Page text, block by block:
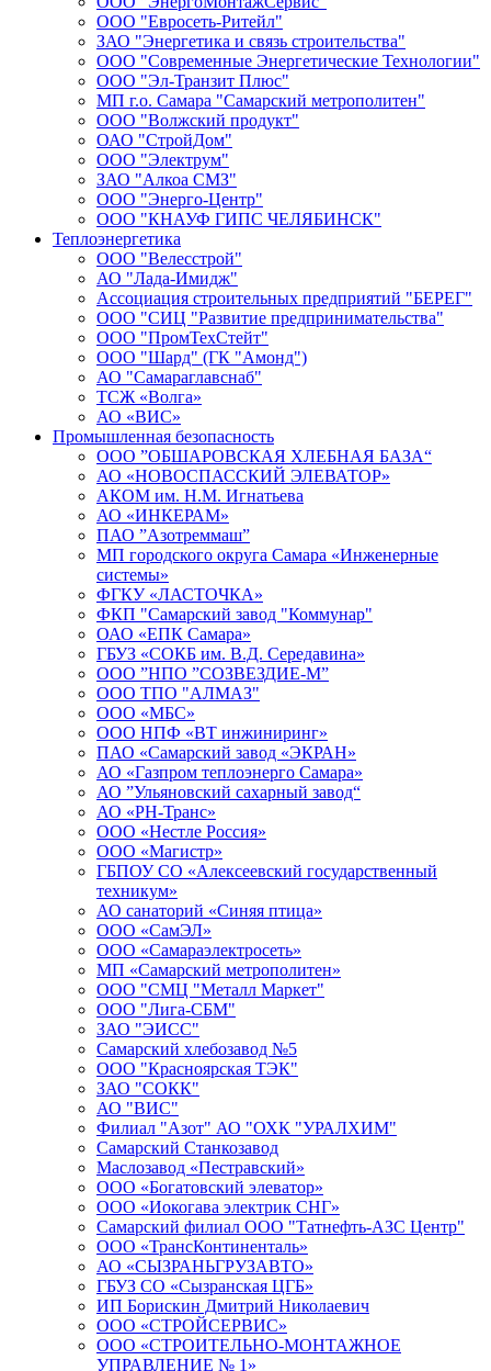
ООО "Евросеть-Ритейл"
ЗАО "Энергетика и связь строительства"
ООО "Современные Энергетические Технологии"
ООО "Эл-Транзит Плюс"
МП г.о. Самара "Самарский метрополитен"
ООО "Волжский продукт"
ОАО "СтройДом"
ООО "Электрум"
ЗАО "Алкоа СМЗ"
ООО "Энерго-Центр"
ООО "КНАУФ ГИПС ЧЕЛЯБИНСК"
Теплоэнергетика
ООО "Велесстрой"
АО "Лада-Имидж"
Ассоциация строительных предприятий "БЕРЕГ"
ООО "СИЦ "Развитие предпринимательства"
ООО "ПромТехСтейт"
ООО "Шард" (ГК "Амонд")
АО "Самараглавснаб"
ТСЖ «Волга»
АО «ВИС»
Промышленная безопасность
ООО ”ОБШАРОВСКАЯ ХЛЕБНАЯ БАЗА“
АО «НОВОСПАССКИЙ ЭЛЕВАТОР»
АКОМ им. Н.М. Игнатьева
АО «ИНКЕРАМ»
ПАО ”Азотреммаш”
МП городского округа Самара «Инженерные
системы»
ФГКУ «ЛАСТОЧКА»
ФКП "Самарский завод "Коммунар"
ОАО «ЕПК Самара»
ГБУЗ «СОКБ им. В.Д. Середавина»
ООО ”НПО ”СОЗВЕЗДИЕ-М”
ООО ТПО "АЛМАЗ"
ООО «МБС»
ООО НПФ «ВТ инжиниринг»
ПАО «Самарский завод «ЭКРАН»
АО «Газпром теплоэнерго Самара»
АО ”Ульяновский сахарный завод“
АО «РН-Транс»
ООО «Нестле Россия»
ООО «Магистр»
ГБПОУ СО «Алексеевский государственный
техникум»
АО санаторий «Синяя птица»
ООО «СамЭЛ»
ООО «Самараэлектросеть»
МП «Самарский метрополитен»
ООО "СМЦ "Металл Маркет"
ООО "Лига-СБМ"
ЗАО "ЭИСС"
Самарский хлебозавод №5
ООО "Красноярская ТЭК"
ЗАО "СОКК"
АО "ВИС"
Филиал "Азот" АО "ОХК "УРАЛХИМ"
Самарский Станкозавод
Маслозавод «Пестравский»
ООО «Богатовский элеватор»
ООО «Иокогава электрик СНГ»
Самарский филиал ООО "Татнефть-АЗС Центр"
ООО «ТрансКонтиненталь»
АО «СЫЗРАНЬГРУЗАВТО»
ГБУЗ СО «Сызранская ЦГБ»
ИП Борискин Дмитрий Николаевич
ООО «СТРОЙСЕРВИС»
ООО «СТРОИТЕЛЬНО-МОНТАЖНОЕ
УПРАВЛЕНИЕ № 1»